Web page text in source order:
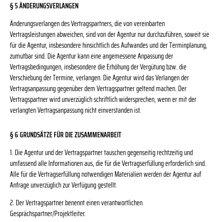
§ 5 ÄNDERUNGSVERLANGEN
Änderungsverlangen des Vertragspartners, die von vereinbarten
Vertragsleistungen abweichen, sind von der Agentur nur durchzuführen, soweit sie
für die Agentur, insbesondere hinsichtlich des Aufwandes und der Terminplanung,
zumutbar sind. Die Agentur kann eine angemessene Anpassung der
Vertragsbedingungen, insbesondere die Erhöhung der Vergütung bzw. die
Verschiebung der Termine, verlangen. Die Agentur wird das Verlangen der
Vertragsanpassung gegenüber dem Vertragspartner geltend machen. Der
Vertragspartner wird unverzüglich schriftlich widersprechen, wenn er mit der
verlangten Vertragsanpassung nicht einverstanden ist.
§ 6 GRUNDSÄTZE FÜR DIE ZUSAMMENARBEIT
1. Die Agentur und der Vertragspartner tauschen gegenseitig rechtzeitig und
umfassend alle Informationen aus, die für die Vertragserfüllung erforderlich sind.
Alle für die Vertragserfüllung notwendigen Materialien werden der Agentur auf
Anfrage unverzüglich zur Verfügung gestellt.
2. Der Vertragspartner benennt einen verantwortlichen
Gesprächspartner/Projektleiter.